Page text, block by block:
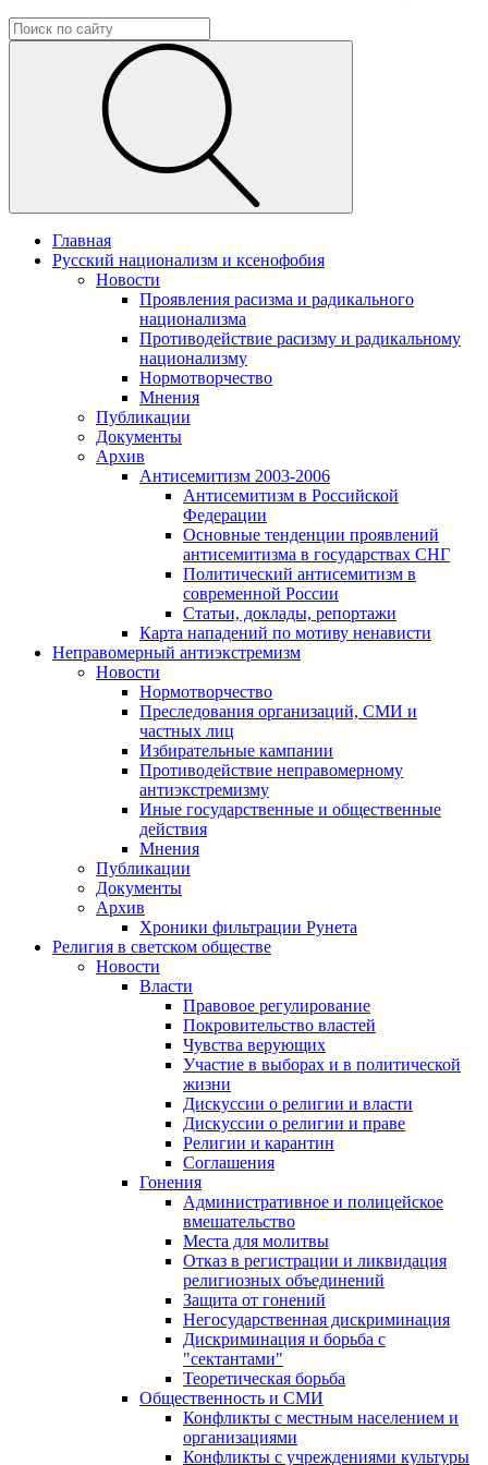
Главная
Русский национализм и ксенофобия
Новости
Проявления расизма и радикального
национализма
Противодействие расизму и радикальному
национализму
Нормотворчество
Мнения
Публикации
Документы
Архив
Антисемитизм 2003-2006
Антисемитизм в Российской
Федерации
Основные тенденции проявлений
антисемитизма в государствах СНГ
Политический антисемитизм в
современной России
Статьи, доклады, репортажи
Карта нападений по мотиву ненависти
Неправомерный антиэкстремизм
Новости
Нормотворчество
Преследования организаций, СМИ и
частных лиц
Избирательные кампании
Противодействие неправомерному
антиэкстремизму
Иные государственные и общественные
действия
Мнения
Публикации
Документы
Архив
Хроники фильтрации Рунета
Религия в светском обществе
Новости
Власти
Правовое регулирование
Покровительство властей
Чувства верующих
Участие в выборах и в политической
жизни
Дискуссии о религии и власти
Дискуссии о религии и праве
Религии и карантин
Соглашения
Гонения
Административное и полицейское
вмешательство
Места для молитвы
Отказ в регистрации и ликвидация
религиозных объединений
Защита от гонений
Негосударственная дискриминация
Дискриминация и борьба с
"сектантами"
Теоретическая борьба
Общественность и СМИ
Конфликты с местным населением и
организациями
Конфликты с учреждениями культуры